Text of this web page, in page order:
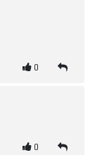
0
0